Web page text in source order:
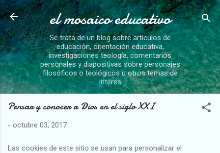
Ir al contenido principal
el mosaico educativo
Se trata de un blog sobre artículos de
educación, orientación educativa,
investigaciones teología, comentarios
personales y diapositivas sobre personajes
filosóficos o teológicos u otros temas de
interes
Pensar y conocer a Dios en el siglo XXI
- octubre 03, 2017
Las cookies de este sitio se usan para personalizar el